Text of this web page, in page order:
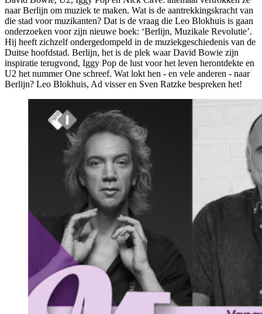
naar Berlijn om muziek te maken. Wat is de aantrekkingskracht van
die stad voor muzikanten? Dat is de vraag die Leo Blokhuis is gaan
onderzoeken voor zijn nieuwe boek: ‘Berlijn, Muzikale Revolutie’.
Hij heeft zichzelf ondergedompeld in de muziekgeschiedenis van de
Duitse hoofdstad. Berlijn, het is de plek waar David Bowie zijn
inspiratie terugvond, Iggy Pop de lust voor het leven herontdekte en
U2 het nummer One schreef. Wat lokt hen - en vele anderen - naar
Berlijn? Leo Blokhuis, Ad visser en Sven Ratzke bespreken het!